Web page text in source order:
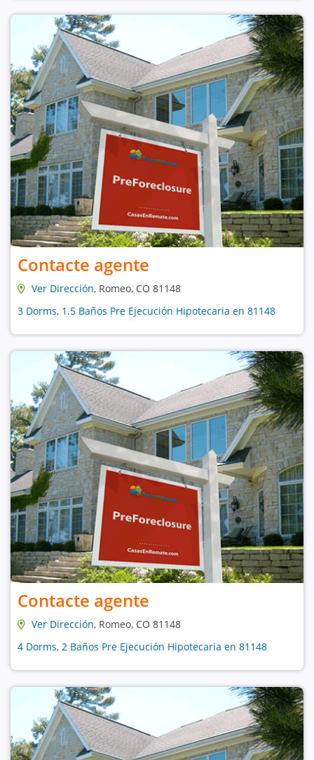
Contacte agente
Ver Dirección, Romeo, CO 81148
3 Dorms, 1.5 Baños Pre Ejecución Hipotecaria en 81148
Contacte agente
Ver Dirección, Romeo, CO 81148
4 Dorms, 2 Baños Pre Ejecución Hipotecaria en 81148